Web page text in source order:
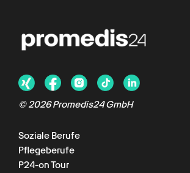
© 2026 Promedis24 GmbH
Soziale Berufe
Pflegeberufe
P24-on Tour
Chat verfügbar